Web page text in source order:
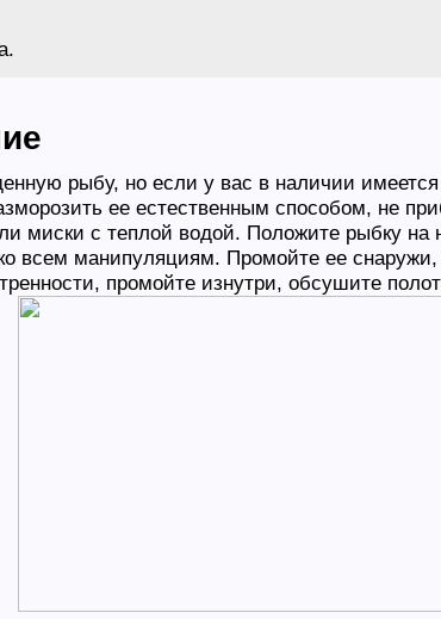
рыбу, но если у вас в наличии
ее естественным способом, не
миски с теплой водой. Положите рыбку на
всем манипуляциям. Промойте ее снаружи,
промойте изнутри, обсушите